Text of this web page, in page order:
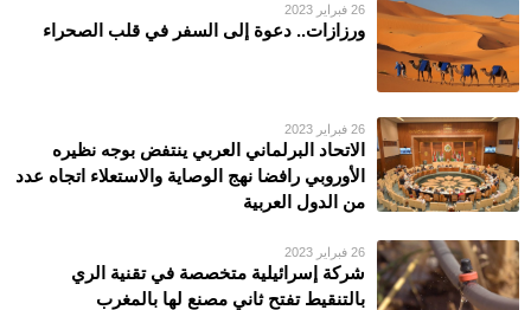
26 فبراير 2023
ورزازات.. دعوة إلى السفر في قلب الصحراء
26 فبراير 2023
الاتحاد البرلماني العربي ينتفض بوجه نظيره
الأوروبي رافضا نهج الوصاية والاستعلاء اتجاه عدد
من الدول العربية
26 فبراير 2023
شركة إسرائيلية متخصصة في تقنية الري
بالتنقيط تفتح ثاني مصنع لها بالمغرب